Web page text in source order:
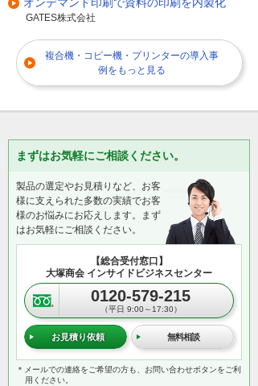
GATES株式会社
複合機・コピー機・プリンターの導入事
例をもっと見る
まずはお気軽にご相談ください。
製品の選定やお見積りなど、お客
様に支えられた多数の実績でお客
様のお悩みにお応えします。まず
はお気軽にご相談ください。
【総合受付窓口】
大塚商会 インサイドビジネスセンター
0120-579-215
（平日 9:00～17:30）
お見積り依頼 無料相談
＊メールでの連絡をご希望の方も、お問い合わせボタンをご利
用ください。